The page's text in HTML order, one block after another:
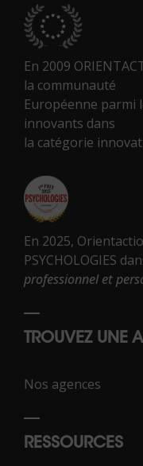
En 2009
la communauté
Européenne parmi
innovants dans
la catégorie
En 2025,
PSYCHOLOGIES
professionnel et
TROUVEZ UNE
Nos agences
RESSOURCES